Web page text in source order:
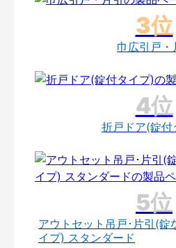
巾広引戸・
折戸ドア(錠付
アウトセット吊戸･片引(錠
イプ) スタンダード